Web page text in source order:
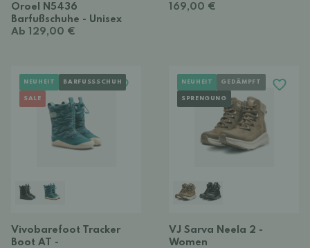
Oroel N5436
Barfußschuhe - Unisex
Ab 129,00 €
169,00 €
NEUHEIT BARFUSSSCHUH
SALE
Vivobarefoot Tracker
Boot AT -
NEUHEIT GEDÄMPFT
SPRENGUNG
VJ Sarva Neela 2 -
Women